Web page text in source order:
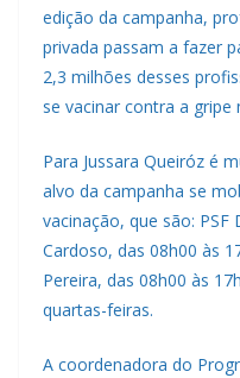
edição da campanha,
privada passam a fazer
2,3 milhões desses
se vacinar contra a gripe
Para Jussara Queiróz é
alvo da campanha se
vacinação, que são: PSF
Cardoso, das 08h00 às
Pereira, das 08h00 às
quartas-feiras.
A coordenadora do